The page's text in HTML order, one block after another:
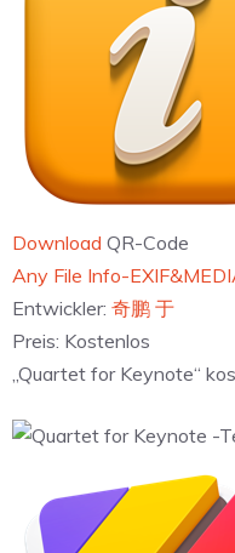
Download QR-Code
‎Any File Info-
Entwickler: 奇鹏 于
Preis: Kostenlos
„Quartet for Keynote“